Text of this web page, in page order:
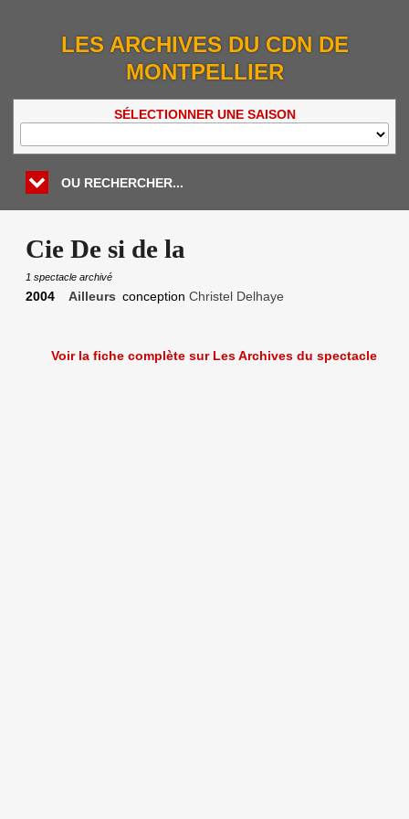
LES ARCHIVES DU CDN DE
MONTPELLIER
SÉLECTIONNER UNE SAISON
OU RECHERCHER...
Cie De si de la
1 spectacle archivé
2004 Ailleurs conception Christel Delhaye
Voir la fiche complète sur Les Archives du spectacle